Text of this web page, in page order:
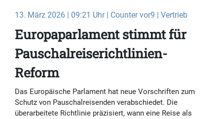
13. März 2026 | 09:21 Uhr | Counter vor9 | Vertrieb
Europaparlament stimmt für
Pauschalreiserichtlinien-
Reform
Das Europäische Parlament hat neue Vorschriften zum
Schutz von Pauschalreisenden verabschiedet. Die
überarbeitete Richtlinie präzisiert, wann eine Reise als